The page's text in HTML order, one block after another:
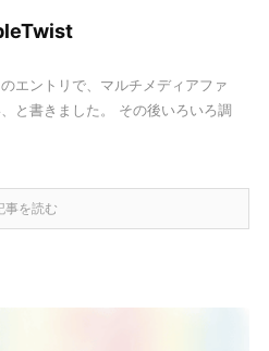
エントリで、マルチメディアファ
と書きました。 その後いろいろ調
事を読む